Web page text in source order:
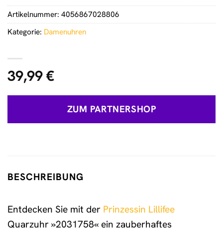
39,99€
ZUM PARTNERSHOP
Artikelnummer: 4056867028806
Kategorie: Damenuhren
BESCHREIBUNG
Entdecken Sie mit der Prinzessin Lillifee
Quarzuhr »2031758« ein zauberhaftes